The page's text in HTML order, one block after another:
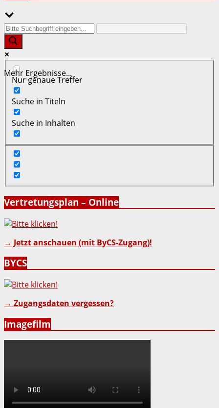
Mehr Ergebnisse...
Nur genaue Treffer
Suche in Titeln
Suche in Inhalten
Vertretungsplan – Online
→ Jetzt anschauen (mit ByCS-Zugang)!
BYCS
→ Zugangsdaten vergessen?
Imagefilm